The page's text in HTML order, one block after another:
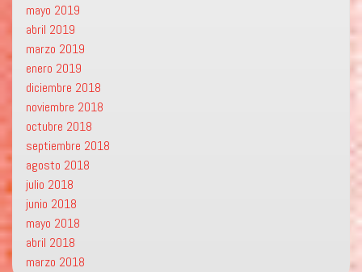
mayo 2019
abril 2019
marzo 2019
enero 2019
diciembre 2018
noviembre 2018
octubre 2018
septiembre 2018
agosto 2018
julio 2018
junio 2018
mayo 2018
abril 2018
marzo 2018